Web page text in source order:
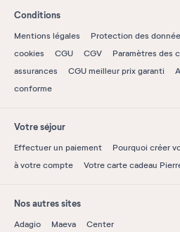
Conditions
Mentions légales
Protection des
cookies
CGU CGV Paramètres des
assurances
CGU meilleur prix garanti
conforme
Votre séjour
Effectuer un paiement Pourquoi créer
à votre compte
Votre carte cadeau
Nos autres sites
Adagio Maeva
Center